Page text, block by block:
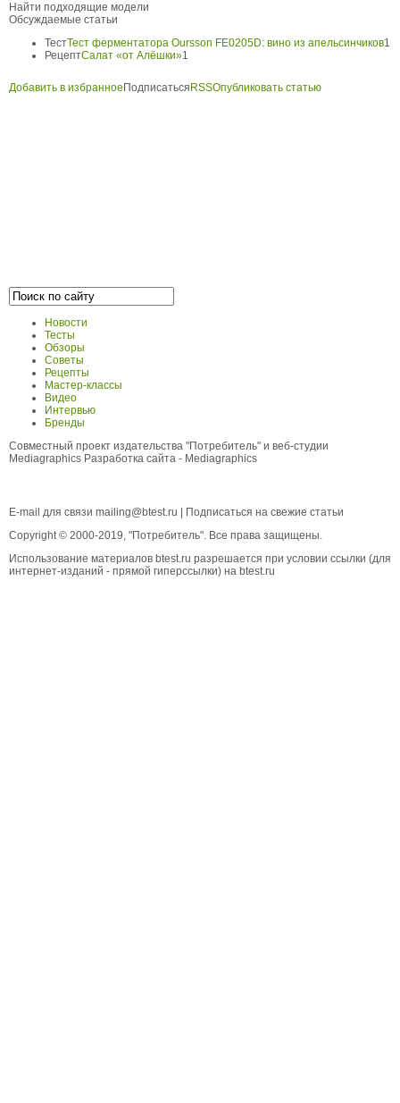
Найти подходящие модели
Обсуждаемые статьи
ТестТест ферментатора Oursson FE0205D: вино из апельсинчиков1
РецептСалат «от Алёшки»1
Добавить в избранноеПодписатьсяRSSОпубликовать статью
Новости
Тесты
Обзоры
Советы
Рецепты
Мастер-классы
Видео
Интервью
Бренды
Совместный проект издательства "Потребитель" и веб-студии
Mediagraphics Разработка сайта - Mediagraphics
E-mail для связи mailing@btest.ru | Подписаться на свежие статьи
Copyright © 2000-2019, "Потребитель". Все права защищены.
Использование материалов btest.ru разрешается при условии ссылки (для
интернет-изданий - прямой гиперссылки) на btest.ru